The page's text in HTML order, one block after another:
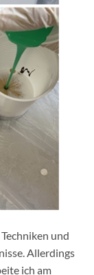
und
Allerdings
ich am